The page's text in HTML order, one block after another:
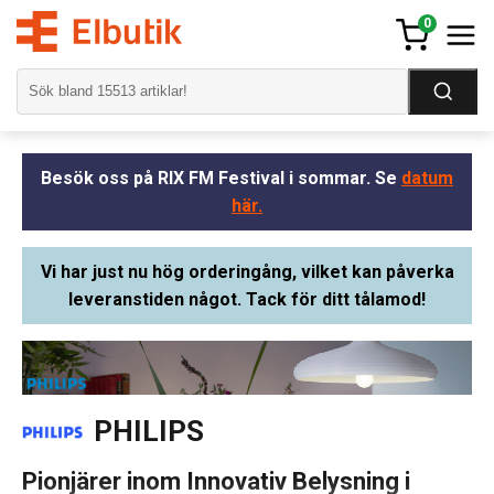
0
Besök oss på RIX FM Festival i sommar. Se datum
här.
Vi har just nu hög orderingång, vilket kan påverka
leveranstiden något. Tack för ditt tålamod!
PHILIPS
Pionjärer inom Innovativ Belysning i